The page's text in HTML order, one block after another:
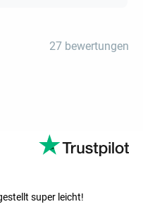
27 bewertungen
super leicht!